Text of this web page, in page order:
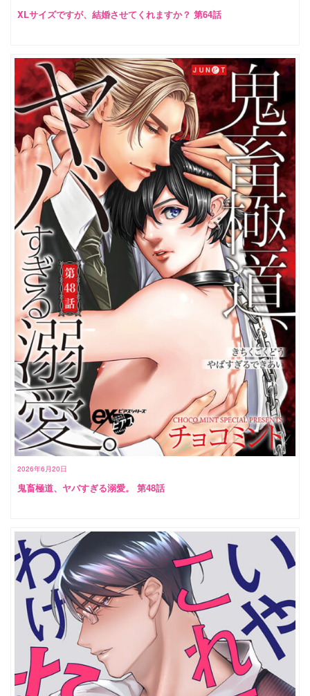
XLサイズですが、結婚させてくれますか？ 第64話
2026年6月20日
鬼畜極道、ヤバすぎる溺愛。 第48話